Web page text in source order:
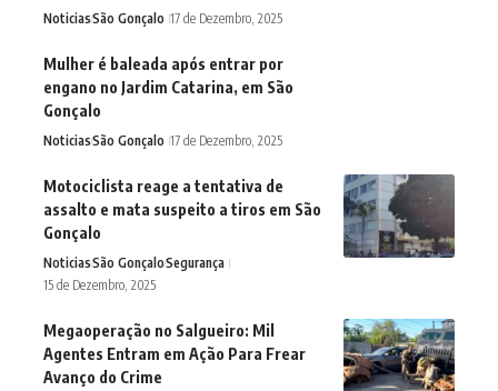
NoticiasSão Gonçalo 17 de Dezembro, 2025
Mulher é baleada após entrar por
engano no Jardim Catarina, em São
Gonçalo
NoticiasSão Gonçalo 17 de Dezembro, 2025
Motociclista reage a tentativa de
assalto e mata suspeito a tiros em São
Gonçalo
NoticiasSão GonçaloSegurança
15 de Dezembro, 2025
Megaoperação no Salgueiro: Mil
Agentes Entram em Ação Para Frear
Avanço do Crime